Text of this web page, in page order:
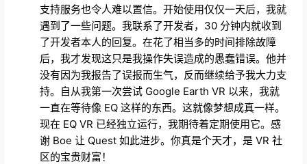
支持服务也令人难以置信。开始使用仅仅一天后，我就
遇到了一些问题。我联系了开发者，30 分钟内就收到
了开发者本人的回复。在花了相当多的时间排除故障
后，我才发现这只是我操作失误造成的愚蠢错误。他并
没有因为我报告了误报而生气，反而继续给予我大力支
持。自从我第一次尝试 Google Earth VR 以来，我就
一直在等待像 EQ 这样的东西。这就像梦想成真一样。
现在 EQ VR 已经独立运行，我期待着定期使用它。感
谢 Boe 让 Quest 如此进步。你真是个天才，是 VR 社
区的宝贵财富！